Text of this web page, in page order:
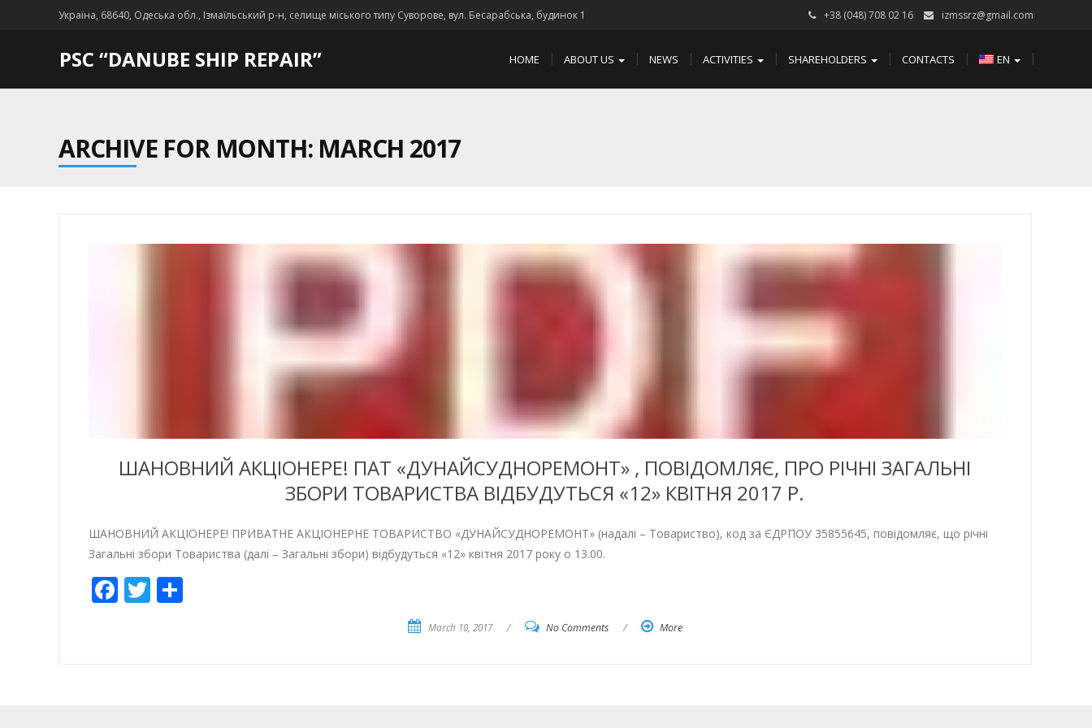
Україна, 68640, Одеська обл., Ізмаїльський р-н, селище міського типу Суворове, вул. Бесарабська, будинок 1 +38 (048) 708 02 16 izmssrz@gmail.com
PSC “DANUBE SHIP REPAIR” HOME ABOUT US NEWS ACTIVITIES SHAREHOLDERS CONTACTS EN
ARCHIVE FOR MONTH: MARCH 2017
ШАНОВНИЙ АКЦІОНЕРЕ! ПАТ «ДУНАЙСУДНОРЕМОНТ» , ПОВІДОМЛЯЄ, ПРО РІЧНІ ЗАГАЛЬНІ
ЗБОРИ ТОВАРИСТВА ВІДБУДУТЬСЯ «12» КВІТНЯ 2017 Р.
ШАНОВНИЙ АКЦІОНЕРЕ! ПРИВАТНЕ АКЦІОНЕРНЕ ТОВАРИСТВО «ДУНАЙСУДНОРЕМОНТ» (надалі – Товариство), код за ЄДРПОУ 35855645, повідомляє, що річні
Загальні збори Товариства (далі – Загальні збори) відбудуться «12» квітня 2017 року о 13.00.
Facebook
Twitter
Share
March 10, 2017 / No Comments / More